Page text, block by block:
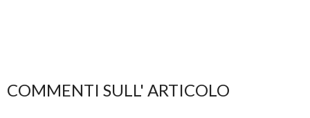
COMMENTI SULL' ARTICOLO